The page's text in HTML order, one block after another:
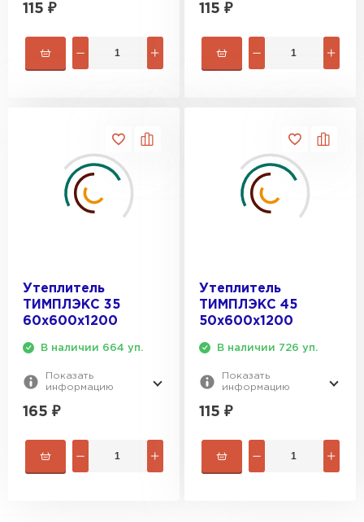
115 ₽ 115 ₽
Утеплитель
ТИМПЛЭКС 35
60х600х1200
В наличии 664 уп.
Показать
информацию
165 ₽
Утеплитель
ТИМПЛЭКС 45
50х600х1200
В наличии 726 уп.
Показать
информацию
115 ₽
Утеплитель Теплекс
ПЕРЕЙТИ
Рулонная кровля Брит
Утеплитель Xotpipe